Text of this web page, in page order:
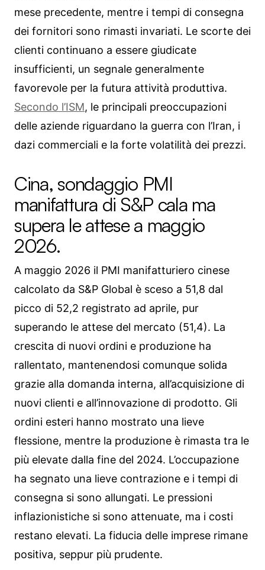
mese precedente, mentre i tempi di consegna
dei fornitori sono rimasti invariati. Le scorte dei
clienti continuano a essere giudicate
insufficienti, un segnale generalmente
favorevole per la futura attività produttiva.
Secondo l’ISM, le principali preoccupazioni
delle aziende riguardano la guerra con l’Iran, i
dazi commerciali e la forte volatilità dei prezzi.
Cina, sondaggio PMI
manifattura di S&P cala ma
supera le attese a maggio
2026.
A maggio 2026 il PMI manifatturiero cinese
calcolato da S&P Global è sceso a 51,8 dal
picco di 52,2 registrato ad aprile, pur
superando le attese del mercato (51,4). La
crescita di nuovi ordini e produzione ha
rallentato, mantenendosi comunque solida
grazie alla domanda interna, all’acquisizione di
nuovi clienti e all’innovazione di prodotto. Gli
ordini esteri hanno mostrato una lieve
flessione, mentre la produzione è rimasta tra le
più elevate dalla fine del 2024. L’occupazione
ha segnato una lieve contrazione e i tempi di
consegna si sono allungati. Le pressioni
inflazionistiche si sono attenuate, ma i costi
restano elevati. La fiducia delle imprese rimane
positiva, seppur più prudente.